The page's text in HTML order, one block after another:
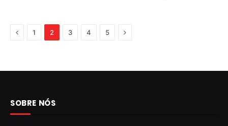
Previous
1 2 3 4 5 Next
SOBRE NÓS